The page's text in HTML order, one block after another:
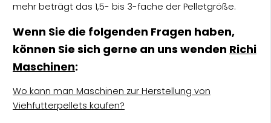
mehr beträgt das 1,5- bis 3-fache der Pelletgröße.
Wenn Sie die folgenden Fragen haben,
können Sie sich gerne an uns wenden Richi
Maschinen:
Wo kann man Maschinen zur Herstellung von
Viehfutterpellets kaufen?